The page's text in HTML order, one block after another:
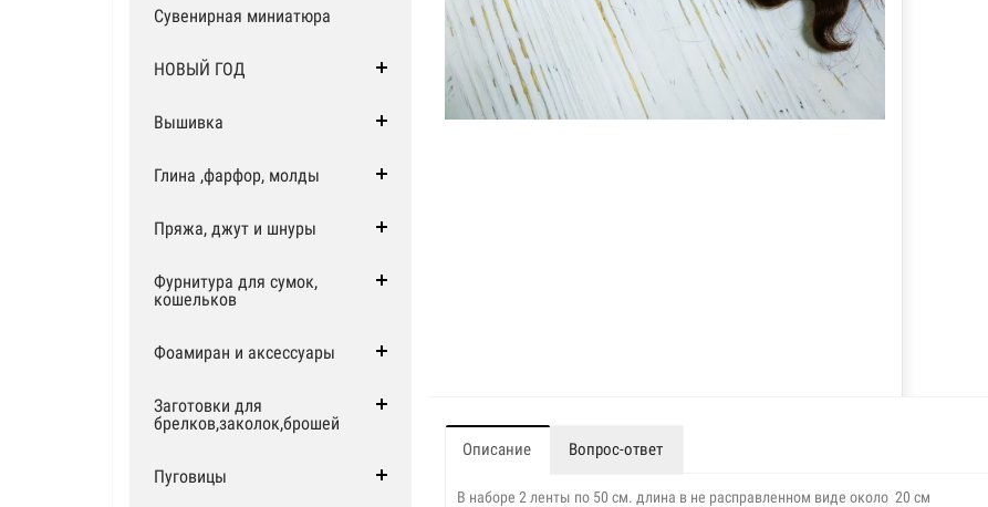
Сувенирная миниатюра
НОВЫЙ ГОД
Вышивка
Глина ,фарфор, молды
Пряжа, джут и шнуры
Фурнитура для сумок,
кошельков
Фоамиран и аксессуары
Заготовки для
брелков,заколок,брошей
Пуговицы
Описание Вопрос-ответ
В наборе 2 ленты по 50 см. длина в не расправленном виде около 20 см